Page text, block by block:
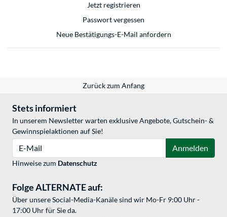
Jetzt registrieren
Passwort vergessen
Neue Bestätigungs-E-Mail anfordern
Zurück zum Anfang
Stets informiert
In unserem Newsletter warten exklusive Angebote, Gutschein- &
Gewinnspielaktionen auf Sie!
Anmelden
Hinweise zum Datenschutz
Folge ALTERNATE auf:
Über unsere Social-Media-Kanäle sind wir Mo-Fr 9:00 Uhr -
17:00 Uhr für Sie da.